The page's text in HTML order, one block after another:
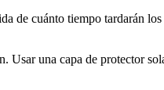
de cuánto tiempo tardarán
Usar una capa de protector